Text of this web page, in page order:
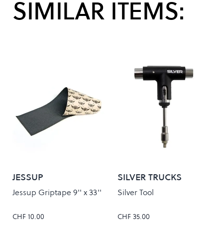
SIMILAR ITEMS:
JESSUP
Jessup Griptape 9'' x 33''
CHF 10.00
SILVER TRUCKS
Silver Tool
CHF 35.00